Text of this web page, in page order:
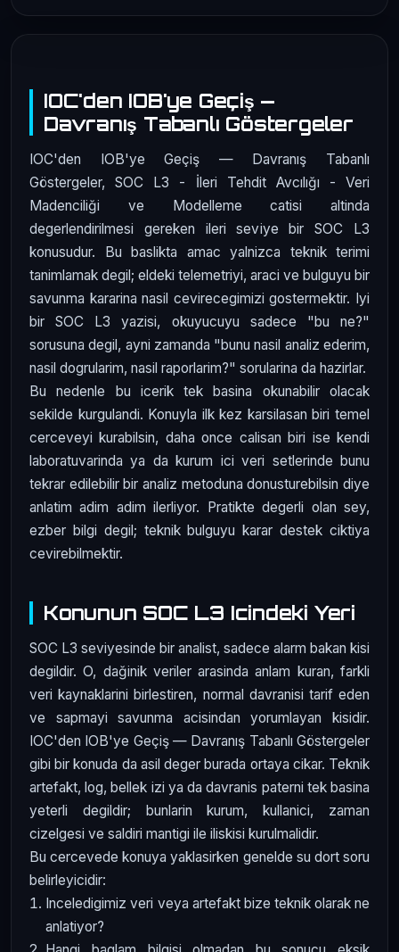
IOC'den IOB'ye Geçiş —
Davranış Tabanlı Göstergeler
IOC'den IOB'ye Geçiş — Davranış Tabanlı
Göstergeler, SOC L3 - İleri Tehdit Avcılığı - Veri
Madenciliği ve Modelleme catisi altinda
degerlendirilmesi gereken ileri seviye bir SOC L3
konusudur. Bu baslikta amac yalnizca teknik terimi
tanimlamak degil; eldeki telemetriyi, araci ve bulguyu bir
savunma kararina nasil cevirecegimizi gostermektir. Iyi
bir SOC L3 yazisi, okuyucuyu sadece "bu ne?"
sorusuna degil, ayni zamanda "bunu nasil analiz ederim,
nasil dogrularim, nasil raporlarim?" sorularina da hazirlar.
Bu nedenle bu icerik tek basina okunabilir olacak
sekilde kurgulandi. Konuyla ilk kez karsilasan biri temel
cerceveyi kurabilsin, daha once calisan biri ise kendi
laboratuvarinda ya da kurum ici veri setlerinde bunu
tekrar edilebilir bir analiz metoduna donusturebilsin diye
anlatim adim adim ilerliyor. Pratikte degerli olan sey,
ezber bilgi degil; teknik bulguyu karar destek ciktiya
cevirebilmektir.
Konunun SOC L3 Icindeki Yeri
SOC L3 seviyesinde bir analist, sadece alarm bakan kisi
degildir. O, dağinik veriler arasinda anlam kuran, farkli
veri kaynaklarini birlestiren, normal davranisi tarif eden
ve sapmayi savunma acisindan yorumlayan kisidir.
IOC'den IOB'ye Geçiş — Davranış Tabanlı Göstergeler
gibi bir konuda da asil deger burada ortaya cikar. Teknik
artefakt, log, bellek izi ya da davranis paterni tek basina
yeterli degildir; bunlarin kurum, kullanici, zaman
cizelgesi ve saldiri mantigi ile iliskisi kurulmalidir.
Bu cercevede konuya yaklasirken genelde su dort soru
belirleyicidir:
Inceledigimiz veri veya artefakt bize teknik olarak ne
anlatiyor?